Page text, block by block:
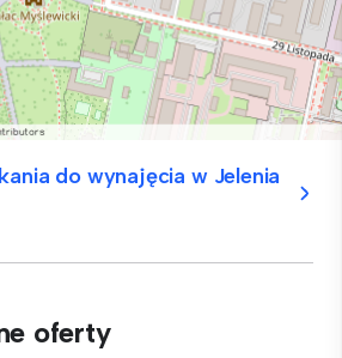
do wynajęcia w Jelenia
oferty